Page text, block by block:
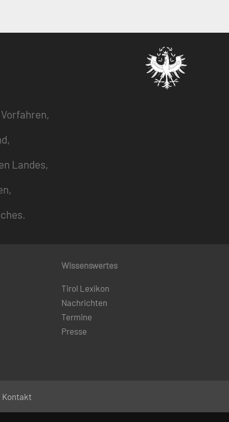
Landes,
Wissenswertes
Tirol Lexikon
Nachrichten
Termine
Presse
Kontakt